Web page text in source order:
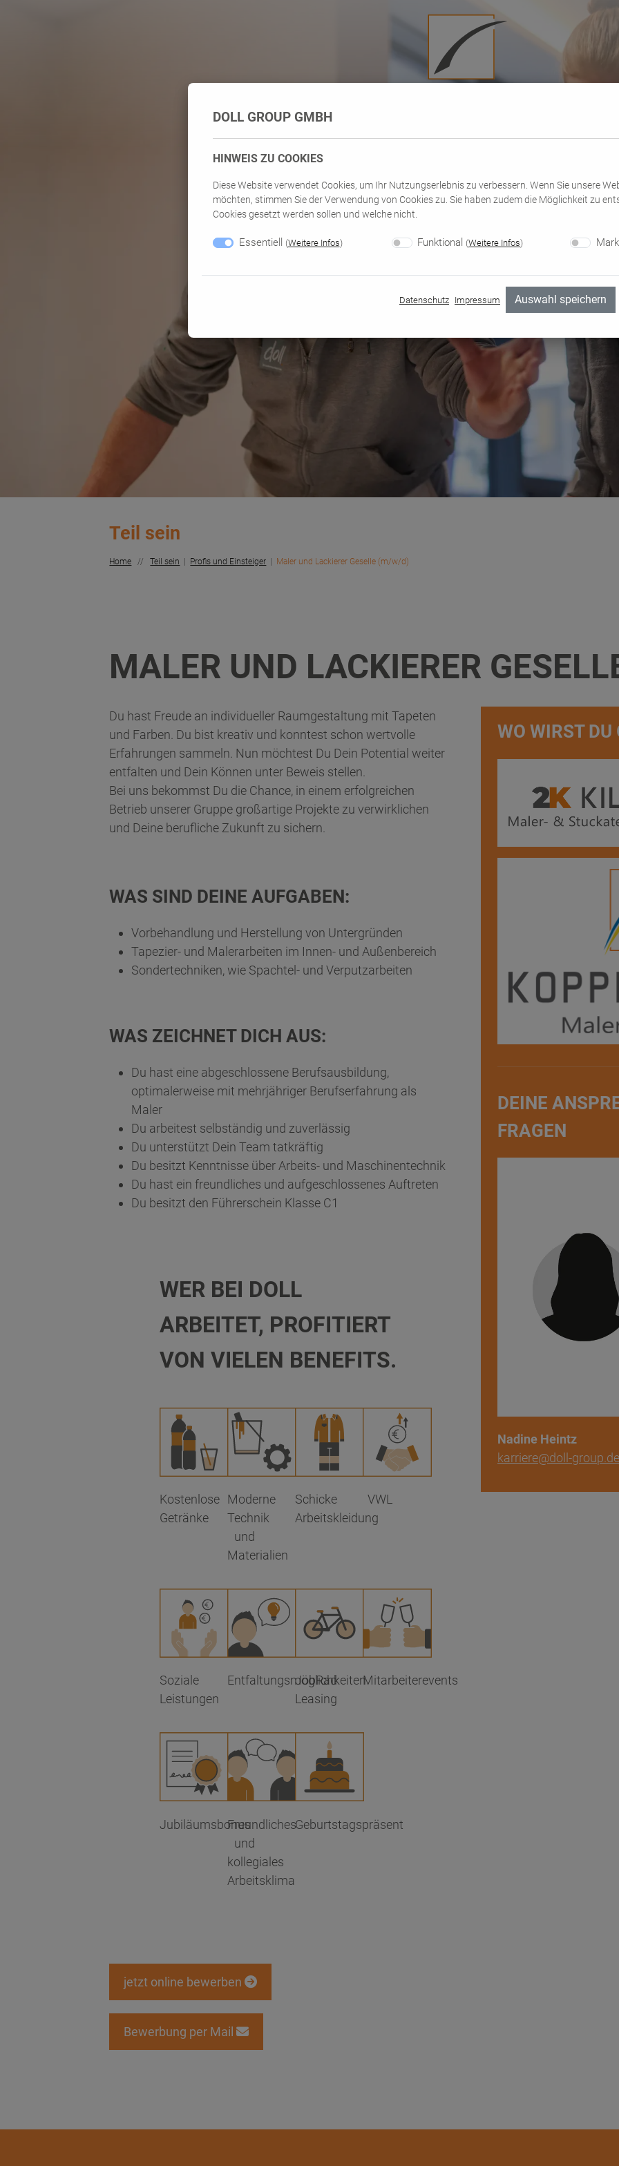
Teil sein
Home //Teil sein Profis und Einsteiger Maler und Lackierer Geselle (m/w/d)
MALER UND LACKIERER
Du hast Freude an individueller Raumgestaltung mit Tapeten
und Farben. Du bist kreativ und konntest schon wertvolle
Erfahrungen sammeln. Nun möchtest Du Dein Potential weiter
entfalten und Dein Können unter Beweis stellen.
Bei uns bekommst Du die Chance, in einem erfolgreichen
Betrieb unserer Gruppe großartige Projekte zu verwirklichen
und Deine berufliche Zukunft zu sichern.
WAS SIND DEINE AUFGABEN:
Vorbehandlung und Herstellung von Untergründen
Tapezier- und Malerarbeiten im Innen- und Außenbereich
Sondertechniken, wie Spachtel- und Verputzarbeiten
WAS ZEICHNET DICH AUS:
Du hast eine abgeschlossene Berufsausbildung,
optimalerweise mit mehrjähriger Berufserfahrung als
Maler
Du arbeitest selbständig und zuverlässig
Du unterstützt Dein Team tatkräftig
Du besitzt Kenntnisse über Arbeits- und Maschinentechnik
Du hast ein freundliches und aufgeschlossenes Auftreten
Du besitzt den Führerschein Klasse C1
WER BEI DOLL
ARBEITET, PROFITIERT
VON VIELEN BENEFITS.
Kostenlose
Getränke
Moderne
Technik
und
Materialien
Schicke
Arbeitskleidung
VWL
Soziale
Leistungen
Entfaltungsmöglichkeiten
JobRad
Leasing
Mitarbeiterevents
JubiläumsbonusFreundliches
und
kollegiales
Arbeitsklima
Geburtstagspräsent
WO WIRST
DEINE
FRAGEN
Nadine Heintz
karriere@doll-group.de
jetzt online bewerben
Bewerbung per Mail
DOLL GROUP GMBH
HINWEIS ZU COOKIES
Diese Website verwendet Cookies, um Ihr Nutzungserlebnis zu verbessern. Wenn Sie unsere
möchten, stimmen Sie der Verwendung von Cookies zu. Sie haben zudem die Möglichkeit zu
Cookies gesetzt werden sollen und welche nicht.
Essentiell (Weitere Infos) Funktional (Weitere Infos)
Datenschutz Impressum Auswahl speichern